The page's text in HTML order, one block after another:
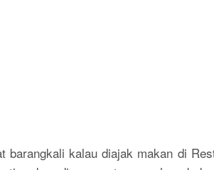
barangkali kalau diajak makan di